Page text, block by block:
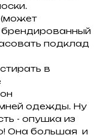
брендированный
подклад
в
одежды. Ну
- опушка из
Она большая и